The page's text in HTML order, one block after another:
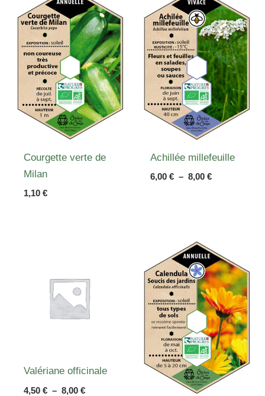
votre avis sur “Cornichon
petit vert de Paris”
Votre adresse e-mail ne sera pas
publiée. Les champs obligatoires sont
indiqués avec*
Votre note*
Votre avis
Courgette verte de
Milan
1,10€
Achillée millefeuille
6,00€ – 8,00€Plage
Valériane officinale
4,50€ – 8,00€Plage